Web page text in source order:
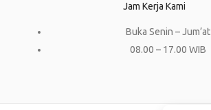
Jam Kerja Kami
Buka Senin – Jum’at
08.00 – 17.00 WIB